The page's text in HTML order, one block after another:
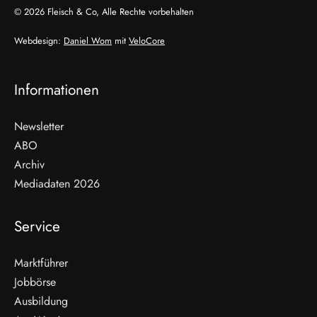
© 2026 Fleisch & Co, Alle Rechte vorbehalten
Webdesign: Daniel Wom mit VeloCore
Informationen
Newsletter
ABO
Archiv
Mediadaten 2026
Service
Marktführer
Jobbörse
Ausbildung